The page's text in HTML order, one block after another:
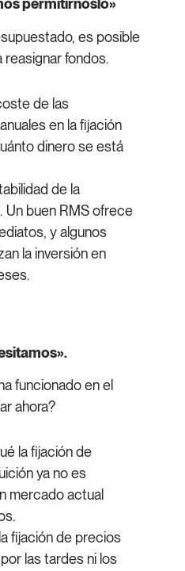
permitírnoslo»
es posible
fondos.
de las
en la fijación
dinero se está
de la
Un buen RMS ofrece
y algunos
la inversión en
funcionado en el
ahora?
la fijación de
ya no es
mercado actual
fijación de precios
las tardes ni los